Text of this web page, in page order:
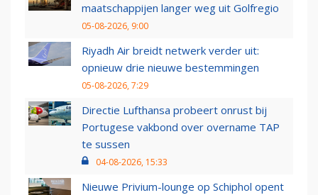
maatschappijen langer weg uit Golfregio
05-08-2026, 9:00
Riyadh Air breidt netwerk verder uit:
opnieuw drie nieuwe bestemmingen
05-08-2026, 7:29
Directie Lufthansa probeert onrust bij
Portugese vakbond over overname TAP
te sussen
04-08-2026, 15:33
Nieuwe Privium-lounge op Schiphol opent